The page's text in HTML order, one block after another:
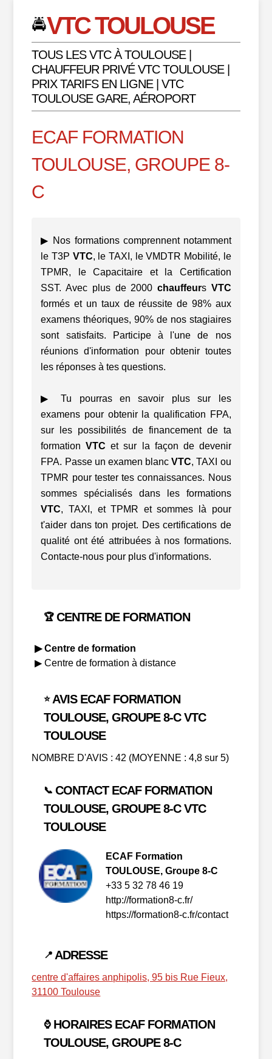
🚔VTC TOULOUSE
TOUS LES VTC À TOULOUSE |
CHAUFFEUR PRIVÉ VTC TOULOUSE |
PRIX TARIFS EN LIGNE | VTC
TOULOUSE GARE, AÉROPORT
ECAF FORMATION
TOULOUSE, GROUPE 8-
C
▶ Nos formations comprennent notamment
le T3P VTC, le TAXI, le VMDTR Mobilité, le
TPMR, le Capacitaire et la Certification
SST. Avec plus de 2000 chauffeurs VTC
formés et un taux de réussite de 98% aux
examens théoriques, 90% de nos stagiaires
sont satisfaits. Participe à l'une de nos
réunions d'information pour obtenir toutes
les réponses à tes questions.
▶ Tu pourras en savoir plus sur les
examens pour obtenir la qualification FPA,
sur les possibilités de financement de ta
formationVTC et sur la façon de devenir
FPA. Passe un examen blancVTC, TAXI ou
TPMR pour tester tes connaissances. Nous
sommes spécialisés dans les formations
VTC, TAXI, et TPMR et sommes là pour
t'aider dans ton projet. Des certifications de
qualité ont été attribuées à nos formations.
Contacte-nous pour plus d'informations.
🏆CENTRE DE FORMATION
▶ Centre de formation
▶ Centre de formation à distance
⭐AVIS ECAF FORMATION
TOULOUSE, GROUPE 8-C VTC
TOULOUSE
NOMBRE D'AVIS : 42 (MOYENNE : 4,8 sur 5)
📞 CONTACT ECAF FORMATION
TOULOUSE, GROUPE 8-C VTC
TOULOUSE
ECAF Formation
TOULOUSE, Groupe 8-C
+33 5 32 78 46 19
http://formation8-c.fr/
https://formation8-c.fr/contact
📍 ADRESSE
centre d'affaires anphipolis, 95 bis Rue Fieux,
31100 Toulouse
⌚HORAIRES ECAF FORMATION
TOULOUSE, GROUPE 8-C